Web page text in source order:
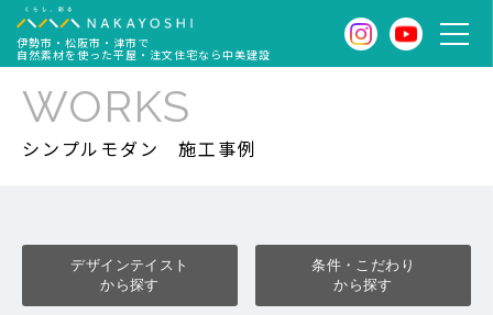
伊勢市・松阪市・津市で
自然素材を使った平屋・注文住宅なら中美建設
WORKS
シンプルモダン 施工事例
デザインテイスト
から探す
条件・こだわり
から探す